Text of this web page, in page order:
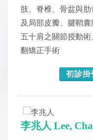
肢、脊椎、骨盆與
及局部皮瓣、腱鞘
五十肩之關節授動
翻矯正手術
初診掛
李兆人 Lee,